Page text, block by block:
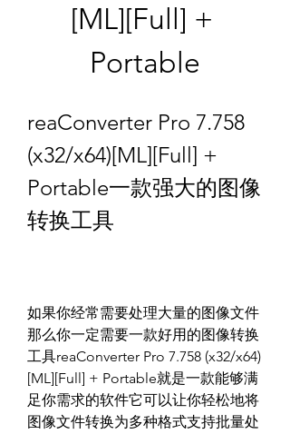
[ML][Full] +
Portable
reaConverter Pro 7.758
(x32/x64)[ML][Full] +
Portable一款强大的图像
转换工具
如果你经常需要处理大量的图像文件
那么你一定需要一款好用的图像转换
工具reaConverter Pro 7.758 (x32/x64)
[ML][Full] + Portable就是一款能够满
足你需求的软件它可以让你轻松地将
图像文件转换为多种格式支持批量处